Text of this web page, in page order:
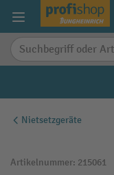
springen
Nietsetzgeräte
Artikelnummer: 215061